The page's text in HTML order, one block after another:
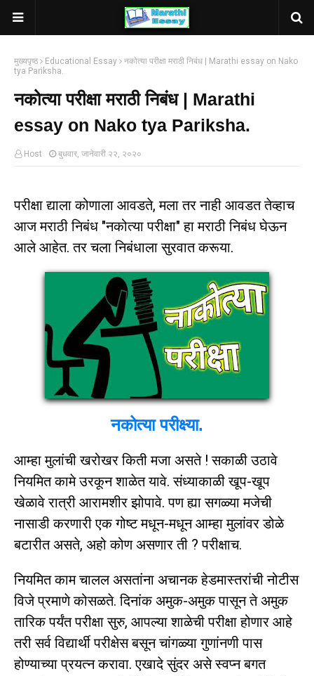
मुख्यपृष्ठ Educational Essay
नकोत्या परीक्षा मराठी निबंध | Marathi essay on Nako
tya Pariksha.
नकोत्या परीक्षा मराठी निबंध | Marathi
essay on Nako tya Pariksha.
Host बुधवार, जानेवारी २२, २०२०
परीक्षा द्याला कोणाला आवडते, मला तर नाही आवडत तेव्हाच
आज मराठी निबंध "नकोत्या परीक्षा" हा मराठी निबंध घेऊन
आले आहेत. तर चला निबंधाला सुरवात करूया.
नकोत्या परीक्ष्या.
आम्हा मुलांची खरोखर किती मजा असते ! सकाळी उठावे
नियमित कामे उरकून शाळेत यावे. संध्याकाळी खूप-खूप
खेळावे रात्री आरामशीर झोपावे. पण ह्या सगळ्या मजेची
नासाडी करणारी एक गोष्ट मधून-मधून आम्हा मुलांवर डोळे
बटारीत असते, अहो कोण असणार ती ? परीक्षाच.
नियमित काम चालल असतांना अचानक हेडमास्तरांची नोटीस
विजे प्रमाणे कोसळते. दिनांक अमुक-अमुक पासून ते अमुक
तारिक पर्यंत परीक्षा सुरु, आपल्या शाळेची परीक्षा होणार आहे
तरी सर्व विद्यार्थी परीक्षेस बसून चांगळ्या गुणांनणी पास
होण्याच्या प्रयत्न करावा. एखादे सुंदर असे स्वप्न बगत